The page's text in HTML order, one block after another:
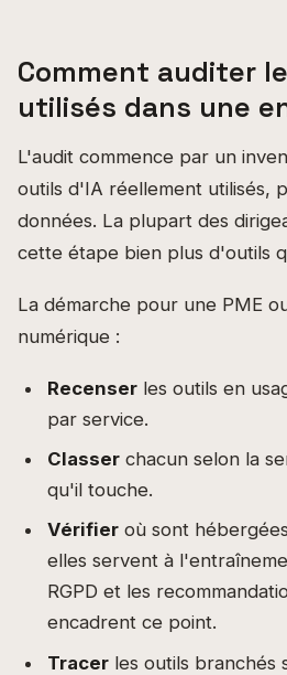
Comment auditer
utilisés dans une
L'audit commence par un
outils d'IA réellement utilisés,
données. La plupart des
cette étape bien plus d'outils
La démarche pour une PME
numérique :
Recenserles outils en
par service.
Classerchacun selon la
qu'il touche.
Vérifieroù sont
elles servent à
RGPD et les
encadrent ce point.
Tracerles outils branchés